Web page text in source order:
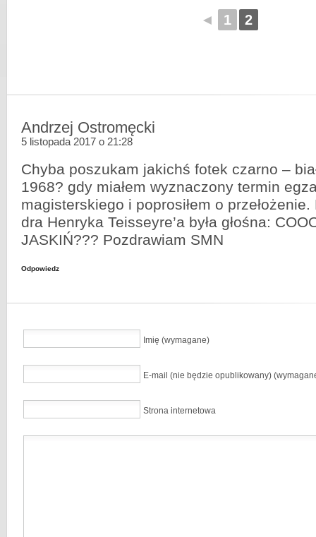
◄ 1 2
Andrzej Ostromęcki
5 listopada 2017 o 21:28
Chyba poszukam jakichś fotek czarno –
1968? gdy miałem wyznaczony termin
magisterskiego i poprosiłem o
dra Henryka Teisseyre’a była głośna:
JASKIŃ??? Pozdrawiam SMN
Odpowiedz
Imię (wymagane)
E-mail (nie będzie opublikowany)
Strona internetowa